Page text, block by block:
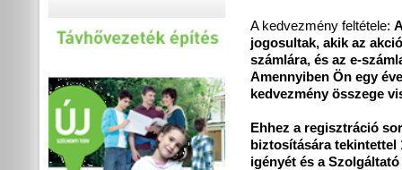
A kedvezmény feltétele:
jogosultak, akik az
számlára, és az e-
Amennyiben Ön egy
kedvezmény összege
Ehhez a regisztráció
biztosítására tekintettel
igényét és a